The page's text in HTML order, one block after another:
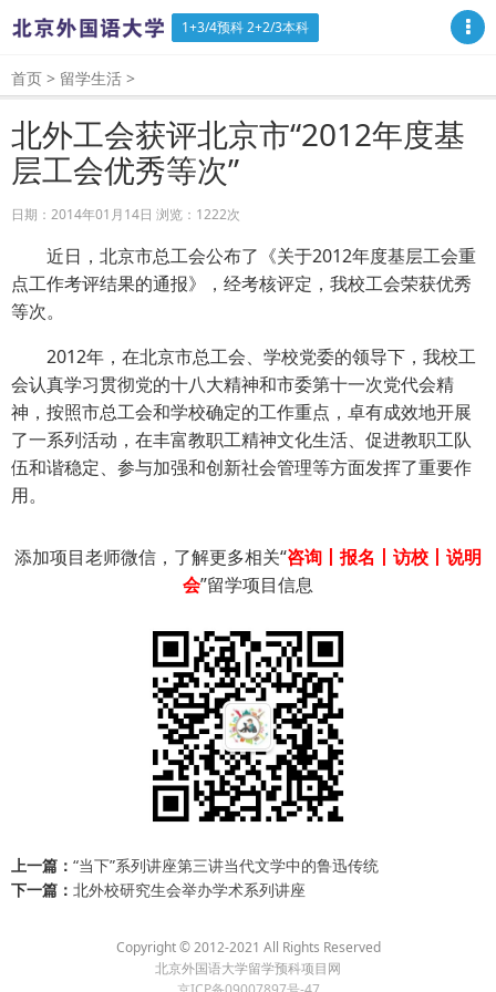
1+3/4预科 2+2/3本科
首页 > 留学生活 >
北外工会获评北京市“2012年度基
层工会优秀等次”
日期：2014年01月14日 浏览： 1222次
近日，北京市总工会公布了《关于2012年度基层工会重
点工作考评结果的通报》，经考核评定，我校工会荣获优秀
等次。
2012年，在北京市总工会、学校党委的领导下，我校工
会认真学习贯彻党的十八大精神和市委第十一次党代会精
神，按照市总工会和学校确定的工作重点，卓有成效地开展
了一系列活动，在丰富教职工精神文化生活、促进教职工队
伍和谐稳定、参与加强和创新社会管理等方面发挥了重要作
用。
添加项目老师微信，了解更多相关“咨询丨报名丨访校丨说明
会”留学项目信息
上一篇： “当下”系列讲座第三讲当代文学中的鲁迅传统
下一篇： 北外校研究生会举办学术系列讲座
Copyright © 2012-2021 All Rights Reserved
北京外国语大学留学预科项目网